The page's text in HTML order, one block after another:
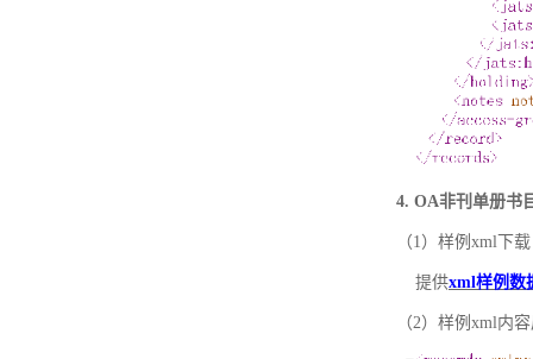
4. OA非刊单册书
（1）样例xml下载
提供xml样例数
（2）样例xml内